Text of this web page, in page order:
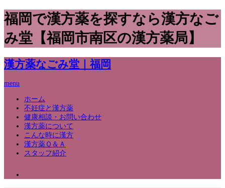
福岡で漢方薬を探すなら漢方なご
み堂【福岡市南区の漢方薬局】
漢方薬なごみ堂｜福岡
menu
ホーム
不妊症と漢方薬
健康相談・お問い合わせ
漢方薬について
こんな時に漢方
漢方薬Ｑ＆Ａ
スタッフ紹介